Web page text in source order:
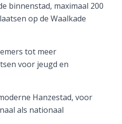
binnenstad, maximaal 200
op de Waalkade
tot meer
voor jeugd en
Hanzestad, voor
als nationaal